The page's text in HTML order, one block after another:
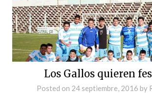
Los Gallos quieren
Posted on 24 septiembre, 2016 by